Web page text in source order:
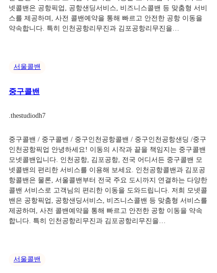
넷콜밴은 공항픽업, 공항샌딩서비스, 비즈니스콜밴 등 맞춤형 서비
스를 제공하며, 사전 콜밴예약을 통해 빠르고 안전한 공항 이동을
약속합니다. 특히 인천공항리무진과 김포공항리무진을…
서울콜밴
중구콜밴
thestudiodh7
중구콜밴 / 중구콜벤 / 중구인천공항콜밴 / 중구인천공항샌딩 /중구
인천공항픽업 안녕하세요! 이동의 시작과 끝을 책임지는 중구콜밴
모넷콜밴입니다. 인천공항, 김포공항, 전국 어디서든 중구콜밴 모
넷콜밴의 편리한 서비스를 이용해 보세요. 인천공항콜밴과 김포공
항콜밴은 물론, 서울콜밴부터 전국 주요 도시까지 연결하는 다양한
콜밴 서비스로 고객님의 편리한 이동을 도와드립니다. 저희 모넷콜
밴은 공항픽업, 공항샌딩서비스, 비즈니스콜밴 등 맞춤형 서비스를
제공하며, 사전 콜밴예약을 통해 빠르고 안전한 공항 이동을 약속
합니다. 특히 인천공항리무진과 김포공항리무진을…
서울콜밴